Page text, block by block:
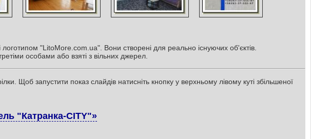
"LitoMore.com.ua". Вони створені для реально існуючих об'єктів.
особами або взяті з вільних джерел.
Щоб запустити показ слайдів натисніть кнопку у верхньому лівому куті збільшеної
"Катранка-CITY"»